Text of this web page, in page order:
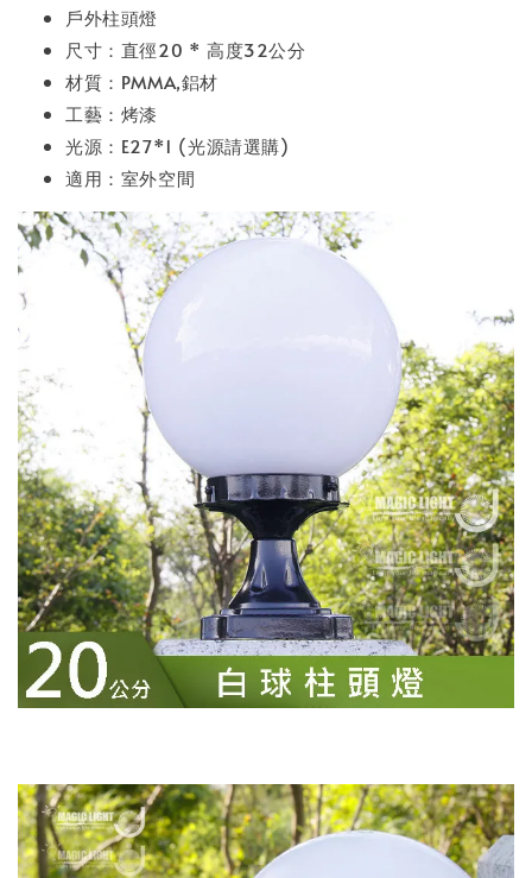
戶外柱頭燈
尺寸：直徑20 * 高度32公分
材質：PMMA,鋁材
工藝：烤漆
光源：E27*1 (光源請選購)
適用：室外空間